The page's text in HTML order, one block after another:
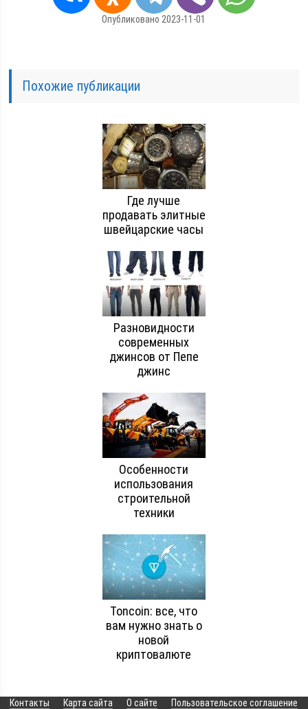
Опубликовано 2023-11-01
Похожие публикации
Где лучше
продавать элитные
швейцарские часы
Разновидности
современных
джинсов от Пепе
джинс
Особенности
использования
строительной
техники
Toncoin: все, что
вам нужно знать о
новой
криптовалюте
Контакты Карта сайта О сайте Пользовательское соглашение